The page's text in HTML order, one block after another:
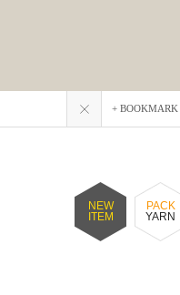
+ BOOKMARK
NEW
ITEM
PACK
YARN